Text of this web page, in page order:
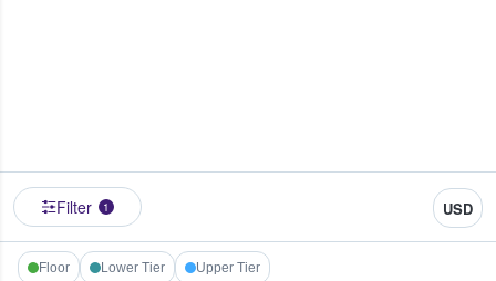
Filter 1 USD
Floor Lower Tier Upper Tier